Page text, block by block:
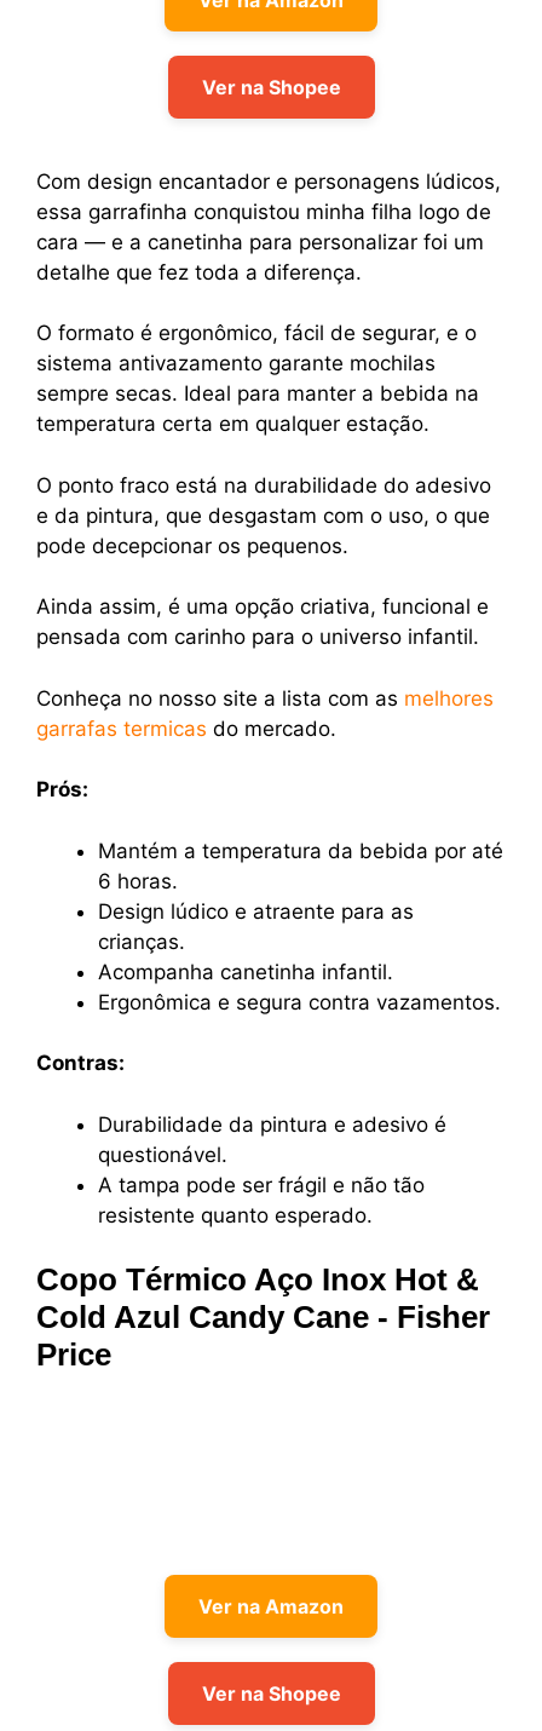
Ver na Shopee
Com design encantador e personagens lúdicos,
essa garrafinha conquistou minha filha logo de
cara — e a canetinha para personalizar foi um
detalhe que fez toda a diferença.
O formato é ergonômico, fácil de segurar, e o
sistema antivazamento garante mochilas
sempre secas. Ideal para manter a bebida na
temperatura certa em qualquer estação.
O ponto fraco está na durabilidade do adesivo
e da pintura, que desgastam com o uso, o que
pode decepcionar os pequenos.
Ainda assim, é uma opção criativa, funcional e
pensada com carinho para o universo infantil.
Conheça no nosso site a lista com as melhores
garrafas termicas do mercado.
Prós:
Mantém a temperatura da bebida por até
6 horas.
Design lúdico e atraente para as
crianças.
Acompanha canetinha infantil.
Ergonômica e segura contra vazamentos.
Contras:
Durabilidade da pintura e adesivo é
questionável.
A tampa pode ser frágil e não tão
resistente quanto esperado.
Copo Térmico Aço Inox Hot &
Cold Azul Candy Cane - Fisher
Price
Ver na Amazon
Ver na Shopee